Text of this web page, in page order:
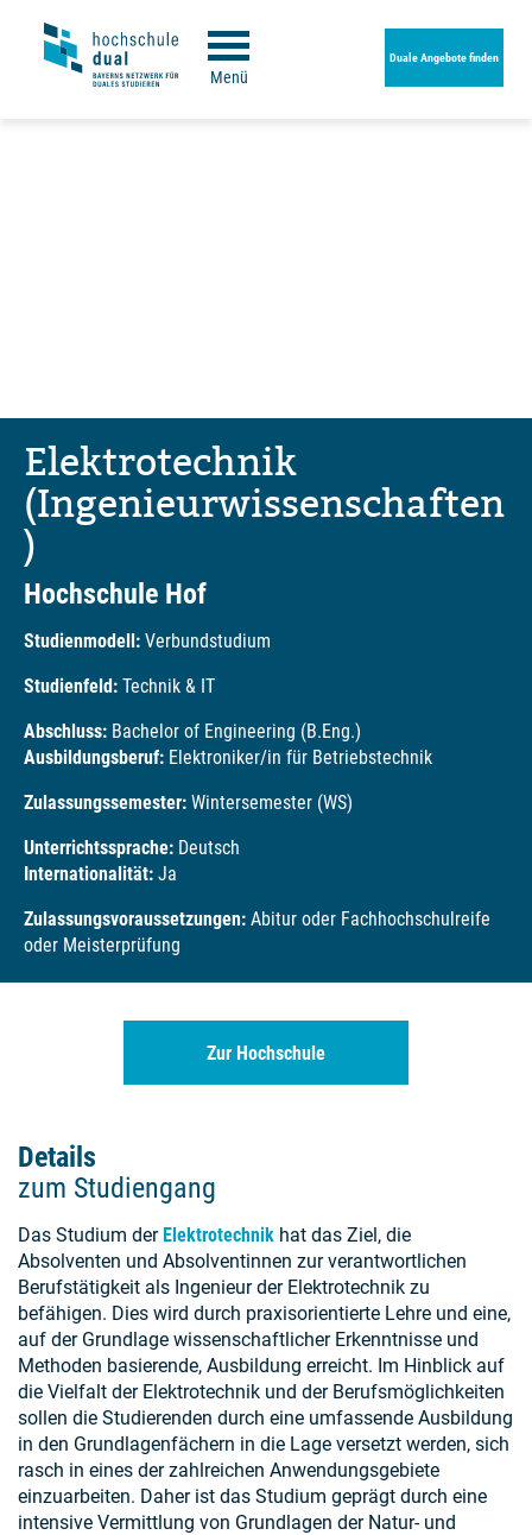
Menü
Duale Angebote finden
Elektrotechnik
(Ingenieurwissenschaften
)
Hochschule Hof
Studienmodell: Verbundstudium
Studienfeld: Technik & IT
Abschluss: Bachelor of Engineering (B.Eng.)
Ausbildungsberuf: Elektroniker/in für Betriebstechnik
Zulassungssemester: Wintersemester (WS)
Unterrichtssprache: Deutsch
Internationalität: Ja
Zulassungsvoraussetzungen: Abitur oder Fachhochschulreife
oder Meisterprüfung
Details
zum Studiengang
Zur Hochschule
Das Studium der Elektrotechnik hat das Ziel, die
Absolventen und Absolventinnen zur verantwortlichen
Berufstätigkeit als Ingenieur der Elektrotechnik zu
befähigen. Dies wird durch praxisorientierte Lehre und eine,
auf der Grundlage wissenschaftlicher Erkenntnisse und
Methoden basierende, Ausbildung erreicht. Im Hinblick auf
die Vielfalt der Elektrotechnik und der Berufsmöglichkeiten
sollen die Studierenden durch eine umfassende Ausbildung
in den Grundlagenfächern in die Lage versetzt werden, sich
rasch in eines der zahlreichen Anwendungsgebiete
einzuarbeiten. Daher ist das Studium geprägt durch eine
intensive Vermittlung von Grundlagen der Natur- und